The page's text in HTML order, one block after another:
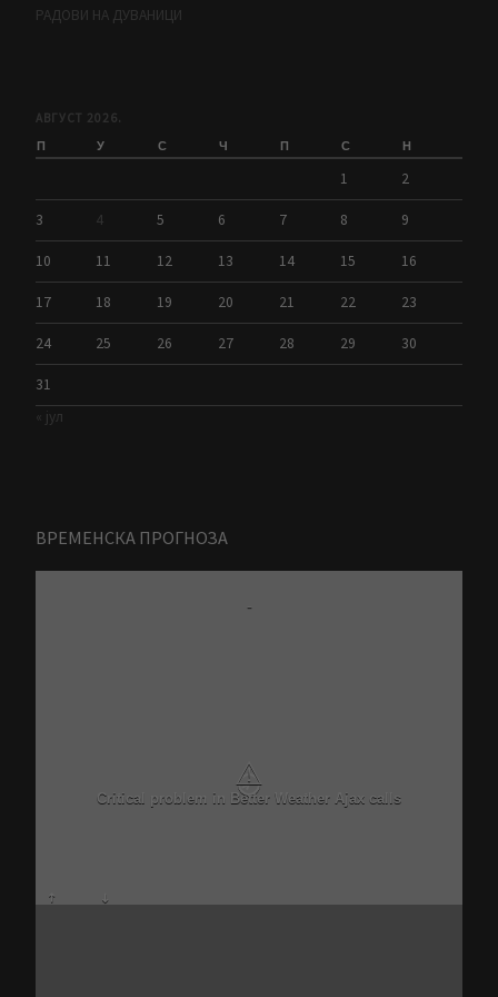
РАДОВИ НА ДУВАНИЦИ
АВГУСТ 2026.
П У С Ч П С Н
1 2
3 4 5 6 7 8 9
10 11 12 13 14 15 16
17 18 19 20 21 22 23
24 25 26 27 28 29 30
31
« јул
ВРЕМЕНСКА ПРОГНОЗА
-
⚠
Critical problem in Better Weather Ajax calls